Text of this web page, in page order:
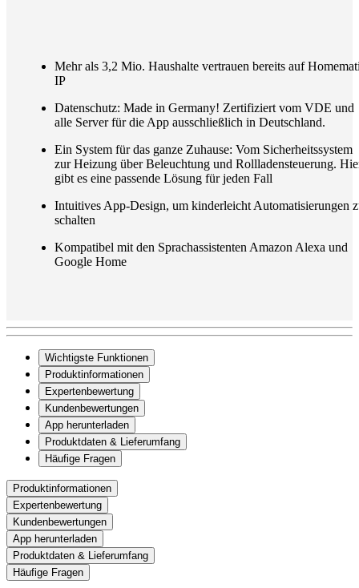
Mehr als 3,2 Mio. Haushalte vertrauen bereits auf
IP
Datenschutz: Made in Germany! Zertifiziert vom VDE und
alle Server für die App ausschließlich in Deutschland.
Ein System für das ganze Zuhause: Vom Sicherheitssystem
zur Heizung über Beleuchtung und Rollladensteuerung.
gibt es eine passende Lösung für jeden Fall
Intuitives App-Design, um kinderleicht Automatisierungen
schalten
Kompatibel mit den Sprachassistenten Amazon Alexa und
Google Home
Wichtigste Funktionen
Produktinformationen
Expertenbewertung
Kundenbewertungen
App herunterladen
Produktdaten & Lieferumfang
Häufige Fragen
Produktinformationen
Expertenbewertung
Kundenbewertungen
App herunterladen
Produktdaten & Lieferumfang
Häufige Fragen